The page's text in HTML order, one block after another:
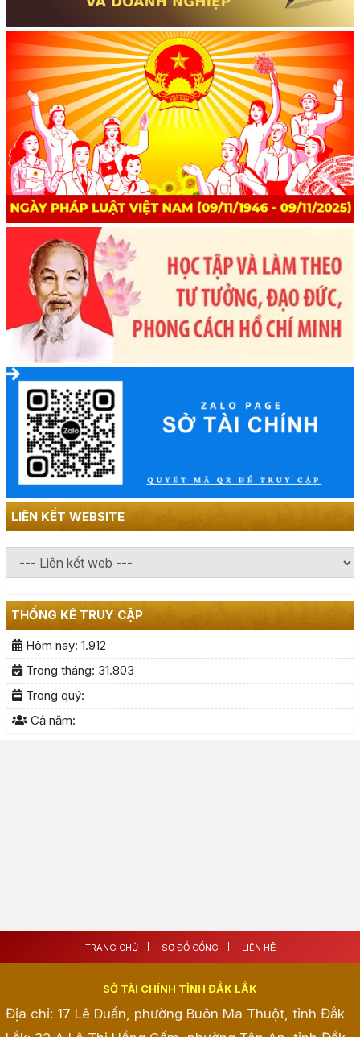
LIÊN KẾT WEBSITE
THỐNG KÊ TRUY CẬP
Hôm nay: 1.912
Trong tháng: 31.803
Trong quý:
Cả năm:
TRANG CHỦ SƠ ĐỒ CỔNG LIÊN HỆ
SỞ TÀI CHÍNH TỈNH ĐẮK LẮK
Địa chỉ: 17 Lê Duẩn, phường Buôn Ma Thuột, tỉnh Đắk